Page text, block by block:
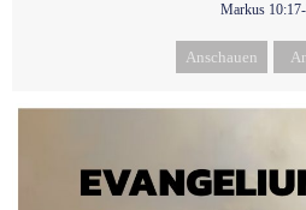
Markus
Anschauen